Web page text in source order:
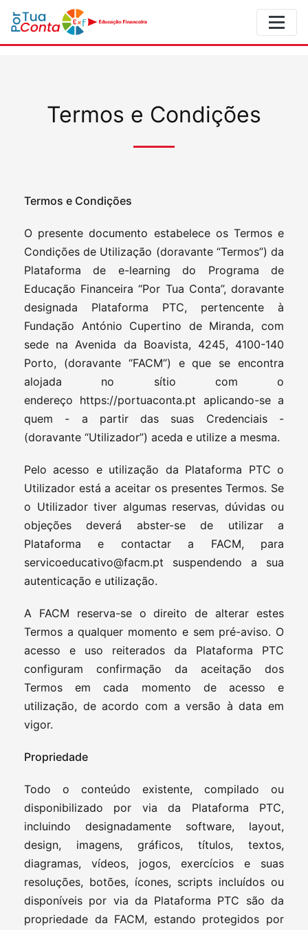
Termos e Condições
Termos e Condições
O presente documento estabelece os Termos e
Condições de Utilização (doravante “Termos”) da
Plataforma de e-learning do Programa de
Educação Financeira “Por Tua Conta”, doravante
designada Plataforma PTC, pertencente à
Fundação António Cupertino de Miranda, com
sede na Avenida da Boavista, 4245, 4100-140
Porto, (doravante “FACM”) e que se encontra
alojada no sítio com o
endereço https://portuaconta.pt aplicando-se a
quem - a partir das suas Credenciais -
(doravante “Utilizador”) aceda e utilize a mesma.
Pelo acesso e utilização da Plataforma PTC o
Utilizador está a aceitar os presentes Termos. Se
o Utilizador tiver algumas reservas, dúvidas ou
objeções deverá abster-se de utilizar a
Plataforma e contactar a FACM, para
servicoeducativo@facm.pt suspendendo a sua
autenticação e utilização.
A FACM reserva-se o direito de alterar estes
Termos a qualquer momento e sem pré-aviso. O
acesso e uso reiterados da Plataforma PTC
configuram confirmação da aceitação dos
Termos em cada momento de acesso e
utilização, de acordo com a versão à data em
vigor.
Propriedade
Todo o conteúdo existente, compilado ou
disponibilizado por via da Plataforma PTC,
incluindo designadamente software, layout,
design, imagens, gráficos, títulos, textos,
diagramas, vídeos, jogos, exercícios e suas
resoluções, botões, ícones, scripts incluídos ou
disponíveis por via da Plataforma PTC são da
propriedade da FACM, estando protegidos por